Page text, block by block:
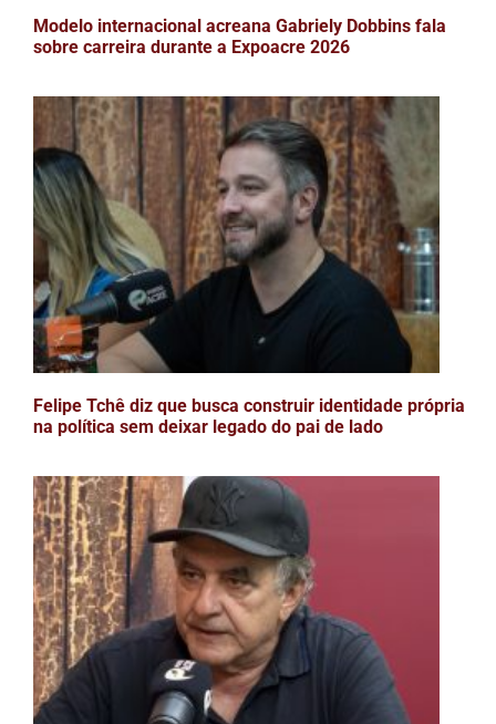
Modelo internacional acreana Gabriely Dobbins fala
sobre carreira durante a Expoacre 2026
Felipe Tchê diz que busca construir identidade própria
na política sem deixar legado do pai de lado